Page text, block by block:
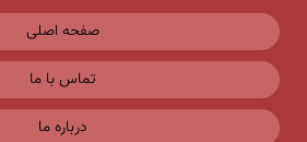
صفحه اصلی
تماس با ما
درباره ما